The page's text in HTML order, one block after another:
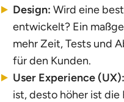
Design: Wird eine
entwickelt? Ein
mehr Zeit, Tests und
für den Kunden.
User Experience (UX):
ist, desto höher ist die